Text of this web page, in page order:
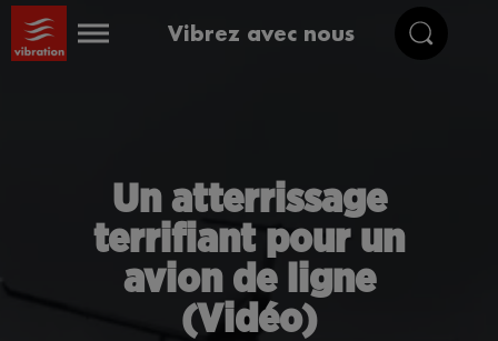
Vibrez avec nous
Un atterrissage
terrifiant pour un
avion de ligne
(Vidéo)